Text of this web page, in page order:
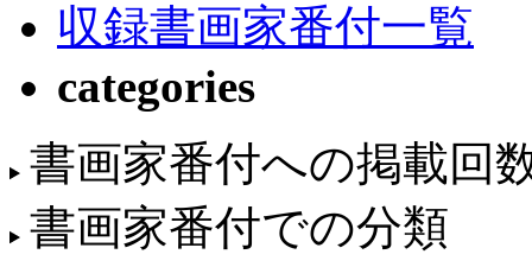
収録書画家番付一覧
categories
書画家番付への掲載回
書画家番付での分類